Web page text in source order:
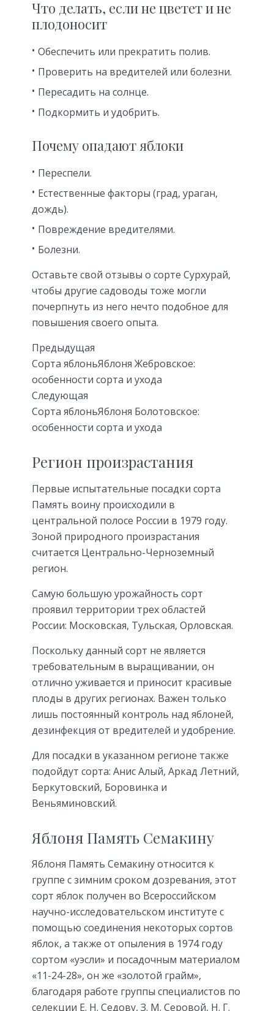
Что делать, если не цветет и не
плодоносит
Обеспечить или прекратить полив.
Проверить на вредителей или болезни.
Пересадить на солнце.
Подкормить и удобрить.
Почему опадают яблоки
Переспели.
Естественные факторы (град, ураган,
дождь).
Повреждение вредителями.
Болезни.
Оставьте свой отзывы о сорте Сурхурай,
чтобы другие садоводы тоже могли
почерпнуть из него нечто подобное для
повышения своего опыта.
Предыдущая
Сорта яблоньЯблоня Жебровское:
особенности сорта и ухода
Следующая
Сорта яблоньЯблоня Болотовское:
особенности сорта и ухода
Регион произрастания
Первые испытательные посадки сорта
Память воину происходили в
центральной полосе России в 1979 году.
Зоной природного произрастания
считается Центрально-Черноземный
регион.
Самую большую урожайность сорт
проявил территории трех областей
России: Московская, Тульская, Орловская.
Поскольку данный сорт не является
требовательным в выращивании, он
отлично уживается и приносит красивые
плоды в других регионах. Важен только
лишь постоянный контроль над яблоней,
дезинфекция от вредителей и удобрение.
Для посадки в указанном регионе также
подойдут сорта: Анис Алый, Аркад Летний,
Беркутовский, Боровинка и
Веньяминовский.
Яблоня Память Семакину
Яблоня Память Семакину относится к
группе с зимним сроком дозревания, этот
сорт яблок получен во Всероссийском
научно-исследовательском институте с
помощью соединения некоторых сортов
яблок, а также от опыления в 1974 году
сортом «уэсли» и посадочным материалом
«11-24-28», он же «золотой грайм»,
благодаря работе группы специалистов по
селекции Е. Н. Седову, З. М. Серовой, Н. Г.